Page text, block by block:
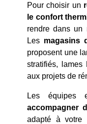
Pour choisir un
le confort
rendre dans un
Les magasins
proposent une
stratifiés,
aux projets de
Les équipes
accompagner
adapté à votre